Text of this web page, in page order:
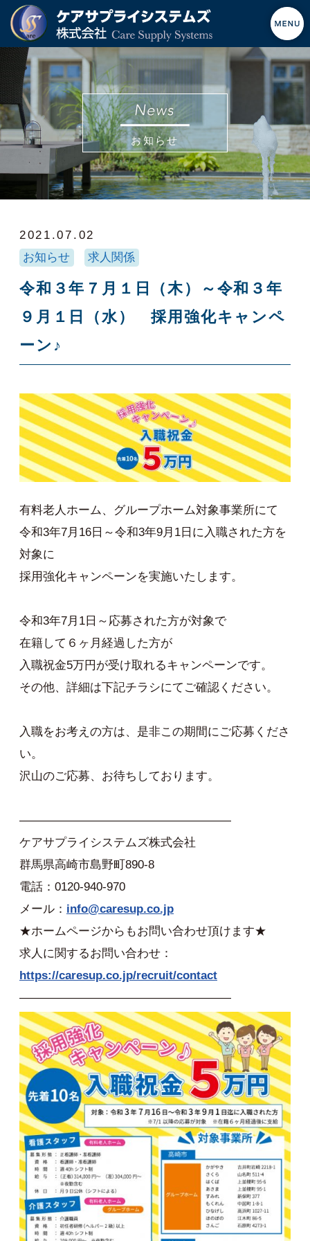
お知らせ
2021.07.02
お知らせ
求人関係
令和３年７月１日（木）～令和３年
９月１日（水） 採用強化キャンペ
ーン♪
有料老人ホーム、グループホーム対象事業所にて
令和3年7月16日～令和3年9月1日に入職された方を
対象に
採用強化キャンペーンを実施いたします。
令和3年7月1日～応募された方が対象で
在籍して６ヶ月経過した方が
入職祝金5万円が受け取れるキャンペーンです。
その他、詳細は下記チラシにてご確認ください。
入職をお考えの方は、是非この期間にご応募くださ
い。
沢山のご応募、お待ちしております。
——————————————————
ケアサプライシステムズ株式会社
群馬県高崎市島野町890-8
電話：0120-940-970
メール： info@caresup.co.jp
★ホームページからもお問い合わせ頂けます★
求人に関するお問い合わせ：
https://caresup.co.jp/recruit/contact
——————————————————